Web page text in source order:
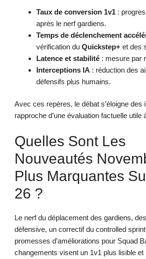
Taux de conversion 1v1 :
après le nerf gardiens.
Temps de déclenchement
vérification du Quickstep+ et des
Latence et stabilité : mesure par
Interceptions IA : réduction des
défensifs plus humains.
Avec ces repères, le débat s’éloigne des
rapproche d’une évaluation factuelle utile
Quelles Sont Les
Nouveautés
Plus Marquantes
26 ?
Le nerf du déplacement des gardiens,
défensive, un correctif du controlled
promesses d’améliorations pour Squad
changements visent un 1v1 plus lisible et